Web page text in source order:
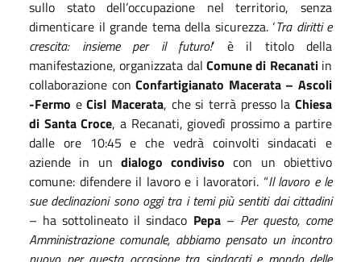
sullo stato dell’occupazione nel territorio, senza
dimenticare il grande tema della sicurezza. ‘Tra diritti e
crescita: insieme per il futuro!’ è il titolo della
manifestazione, organizzata dal Comune di Recanatiin
collaborazione conConfartigianato Macerata – Ascoli
-Fermo eCisl Macerata, che si terrà presso laChiesa
di Santa Croce, a Recanati, giovedì prossimo a partire
dalle ore 10:45 e che vedrà coinvolti sindacati e
aziende in un dialogo condiviso con un obiettivo
comune: difendere il lavoro e i lavoratori. “Il lavoro e le
sue declinazioni sono oggi tra i temi più sentiti dai cittadini
– ha sottolineato il sindaco Pepa– Per questo, come
Amministrazione comunale, abbiamo pensato un incontro